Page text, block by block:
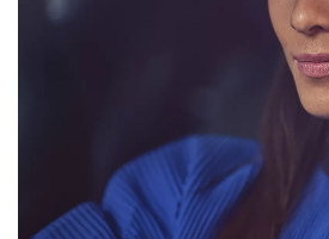
Proace Max (excl. BTW)
OOK ALS BATTERIJ-
ELEKTRISCH